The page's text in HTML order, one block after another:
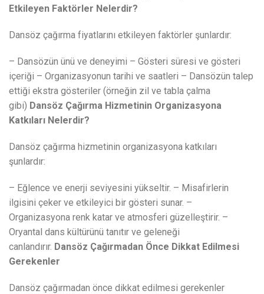
Etkileyen Faktörler Nelerdir?
Dansöz çağırma fiyatlarını etkileyen faktörler şunlardır:
– Dansözün ünü ve deneyimi – Gösteri süresi ve gösteri
içeriği – Organizasyonun tarihi ve saatleri – Dansözün talep
ettiği ekstra gösteriler (örneğin zil ve tabla çalma
gibi) Dansöz Çağırma Hizmetinin Organizasyona
Katkıları Nelerdir?
Dansöz çağırma hizmetinin organizasyona katkıları
şunlardır:
– Eğlence ve enerji seviyesini yükseltir. – Misafirlerin
ilgisini çeker ve etkileyici bir gösteri sunar. –
Organizasyona renk katar ve atmosferi güzelleştirir. –
Oryantal dans kültürünü tanıtır ve geleneği
canlandırır. Dansöz Çağırmadan Önce Dikkat Edilmesi
Gerekenler
Dansöz çağırmadan önce dikkat edilmesi gerekenler